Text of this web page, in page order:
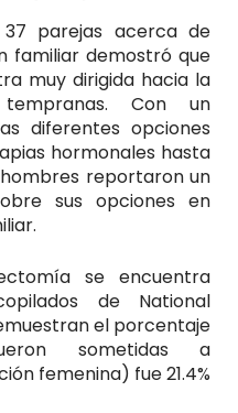
parejas acerca de
familiar demostró que
muy dirigida hacia la
Con un
diferentes opciones
hormonales hasta
reportaron un
sus opciones en
se encuentra
de National
el porcentaje
sometidas a
femenina) fue 21.4%